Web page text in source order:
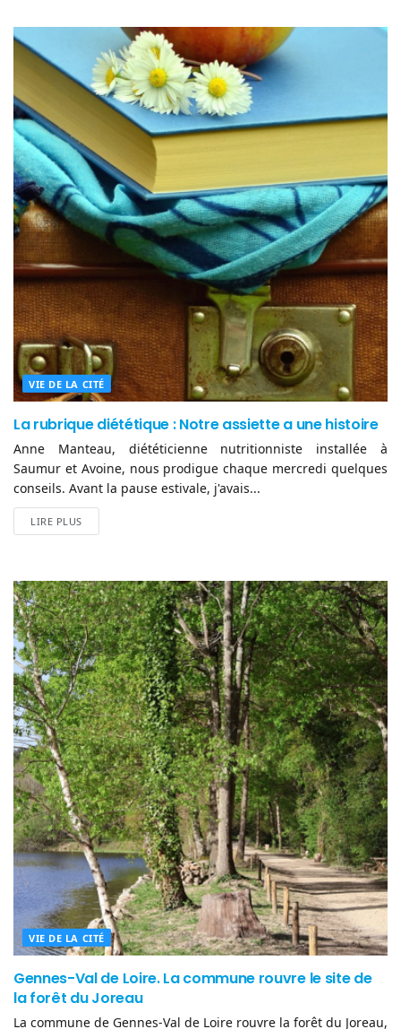
VIE DE LA CITÉ
La rubrique diététique : Notre assiette a une histoire
Anne Manteau, diététicienne nutritionniste installée à
Saumur et Avoine, nous prodigue chaque mercredi quelques
conseils. Avant la pause estivale, j'avais...
LIRE PLUS
VIE DE LA CITÉ
Gennes-Val de Loire. La commune rouvre le site de
la forêt du Joreau
La commune de Gennes-Val de Loire rouvre la forêt du Joreau,